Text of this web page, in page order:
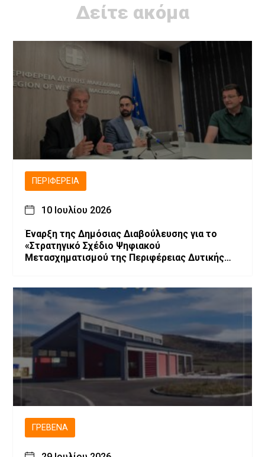
Δείτε ακόμα
ΠΕΡΙΦΈΡΕΙΑ
10 Ιουλίου 2026
Έναρξη της Δημόσιας Διαβούλευσης για το
«Στρατηγικό Σχέδιο Ψηφιακού
Μετασχηματισμού της Περιφέρειας Δυτικής
ΓΡΕΒΕΝΆ